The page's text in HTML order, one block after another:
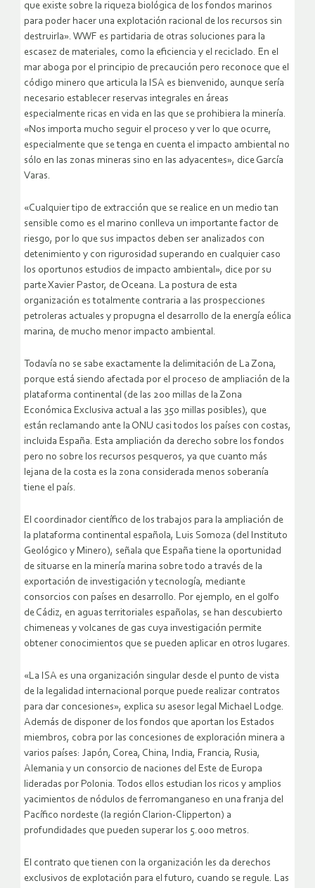
que existe sobre la riqueza biológica de los fondos marinos
para poder hacer una explotación racional de los recursos sin
destruirla». WWF es partidaria de otras soluciones para la
escasez de materiales, como la eficiencia y el reciclado. En el
mar aboga por el principio de precaución pero reconoce que el
código minero que articula la ISA es bienvenido, aunque sería
necesario establecer reservas integrales en áreas
especialmente ricas en vida en las que se prohibiera la minería.
«Nos importa mucho seguir el proceso y ver lo que ocurre,
especialmente que se tenga en cuenta el impacto ambiental no
sólo en las zonas mineras sino en las adyacentes», dice García
Varas.
«Cualquier tipo de extracción que se realice en un medio tan
sensible como es el marino conlleva un importante factor de
riesgo, por lo que sus impactos deben ser analizados con
detenimiento y con rigurosidad superando en cualquier caso
los oportunos estudios de impacto ambiental», dice por su
parte Xavier Pastor, de Oceana. La postura de esta
organización es totalmente contraria a las prospecciones
petroleras actuales y propugna el desarrollo de la energía eólica
marina, de mucho menor impacto ambiental.
Todavía no se sabe exactamente la delimitación de La Zona,
porque está siendo afectada por el proceso de ampliación de la
plataforma continental (de las 200 millas de la Zona
Económica Exclusiva actual a las 350 millas posibles), que
están reclamando ante la ONU casi todos los países con costas,
incluida España. Esta ampliación da derecho sobre los fondos
pero no sobre los recursos pesqueros, ya que cuanto más
lejana de la costa es la zona considerada menos soberanía
tiene el país.
El coordinador científico de los trabajos para la ampliación de
la plataforma continental española, Luis Somoza (del Instituto
Geológico y Minero), señala que España tiene la oportunidad
de situarse en la minería marina sobre todo a través de la
exportación de investigación y tecnología, mediante
consorcios con países en desarrollo. Por ejemplo, en el golfo
de Cádiz, en aguas territoriales españolas, se han descubierto
chimeneas y volcanes de gas cuya investigación permite
obtener conocimientos que se pueden aplicar en otros lugares.
«La ISA es una organización singular desde el punto de vista
de la legalidad internacional porque puede realizar contratos
para dar concesiones», explica su asesor legal Michael Lodge.
Además de disponer de los fondos que aportan los Estados
miembros, cobra por las concesiones de exploración minera a
varios países: Japón, Corea, China, India, Francia, Rusia,
Alemania y un consorcio de naciones del Este de Europa
lideradas por Polonia. Todos ellos estudian los ricos y amplios
yacimientos de nódulos de ferromanganeso en una franja del
Pacífico nordeste (la región Clarion-Clipperton) a
profundidades que pueden superar los 5.000 metros.
El contrato que tienen con la organización les da derechos
exclusivos de explotación para el futuro, cuando se regule. Las